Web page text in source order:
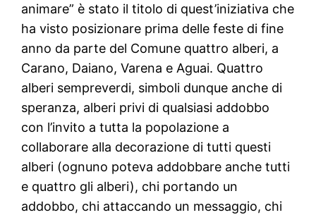
animare” è stato il titolo di quest’iniziativa che
ha visto posizionare prima delle feste di fine
anno da parte del Comune quattro alberi, a
Carano, Daiano, Varena e Aguai. Quattro
alberi sempreverdi, simboli dunque anche di
speranza, alberi privi di qualsiasi addobbo
con l’invito a tutta la popolazione a
collaborare alla decorazione di tutti questi
alberi (ognuno poteva addobbare anche tutti
e quattro gli alberi), chi portando un
addobbo, chi attaccando un messaggio, chi